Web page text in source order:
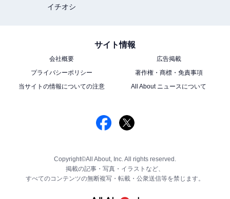
イチオシ
サイト情報
会社概要
広告掲載
プライバシーポリシー
著作権・商標・免責事項
当サイトの情報についての注意
All About ニュースについて
Copyright©All About, Inc. All rights reserved.
掲載の記事・写真・イラストなど、
すべてのコンテンツの無断複写・転載・公衆送信等を禁じます。